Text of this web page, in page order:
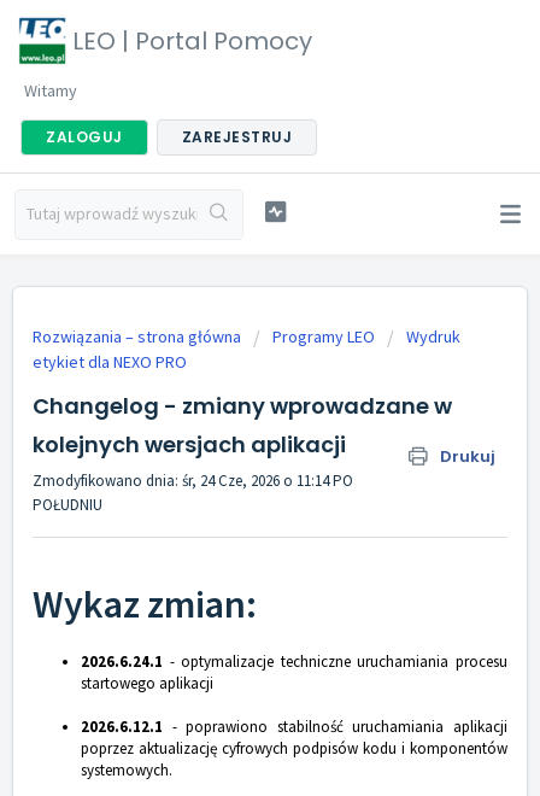
LEO | Portal Pomocy
Witamy
ZALOGUJ ZAREJESTRUJ
Rozwiązania – strona główna Programy LEO
Wydruk
etykiet dla NEXO PRO
Changelog - zmiany wprowadzane w
kolejnych wersjach aplikacji
Drukuj
Zmodyfikowano dnia: śr, 24 Cze, 2026 o 11:14 PO
POŁUDNIU
Wykaz zmian:
2026.6.24.1 - optymalizacje techniczne uruchamiania procesu
startowego aplikacji
2026.6.12.1 - poprawiono stabilność uruchamiania aplikacji
poprzez aktualizację cyfrowych podpisów kodu i komponentów
systemowych.